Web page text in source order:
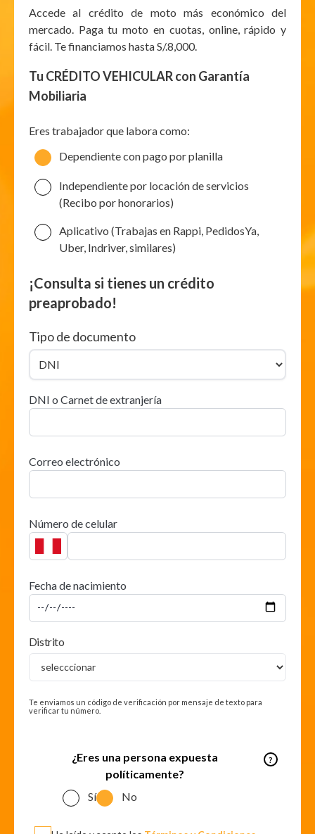
Accede al crédito de moto más económico del
mercado. Paga tu moto en cuotas, online, rápido y
fácil. Te financiamos hasta S/.8,000.
Tu CRÉDITO VEHICULAR con Garantía
Mobiliaria
Eres trabajador que labora como:
Dependiente con pago por planilla
Independiente por locación de servicios
(Recibo por honorarios)
Aplicativo (Trabajas en Rappi, PedidosYa,
Uber, Indriver, similares)
¡Consulta si tienes un crédito
preaprobado!
Tipo de documento
DNI o Carnet de extranjería
Correo electrónico
Número de celular
Fecha de nacimiento
Distrito
Te enviamos un código de verificación por mensaje de texto para
verificar tu número.
¿Eres una persona expuesta
políticamente?
Sí
No